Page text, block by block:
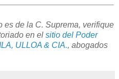
de la C. Suprema, verifique
en el sitio del Poder
ULLOA & CIA., abogados